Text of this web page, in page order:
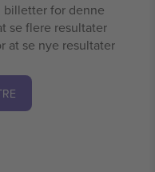
for denne
se flere resultater
at se nye resultater